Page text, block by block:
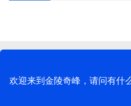
网站制作：牛商股份（股票
欢迎来到金陵奇峰，请问有什